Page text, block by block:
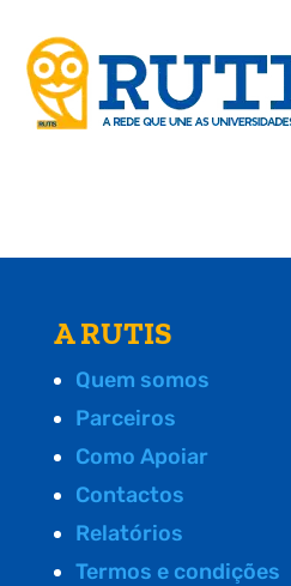
A RUTIS
Quem somos
Parceiros
Como Apoiar
Contactos
Relatórios
Termos e condições